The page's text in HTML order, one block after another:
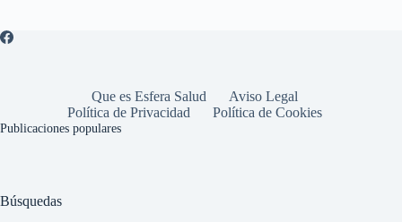
Que es Esfera Salud
Aviso Legal
Política de Privacidad
Política de Cookies
Publicaciones populares
Búsquedas